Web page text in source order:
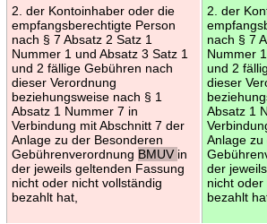
2. der Kontoinhaber oder die
empfangsberechtigte Person
nach § 7 Absatz 2 Satz 1
Nummer 1 und Absatz 3 Satz 1
und 2 fällige Gebühren nach
dieser Verordnung
beziehungsweise nach § 1
Absatz 1 Nummer 7 in
Verbindung mit Abschnitt 7 der
Anlage zu der Besonderen
Gebührenverordnung BMUV in
der jeweils geltenden Fassung
nicht oder nicht vollständig
bezahlt hat,
2. der
nach § 7
Nummer
und 2
dieser
Absatz 1
Anlage zu
der
nicht oder
bezahlt